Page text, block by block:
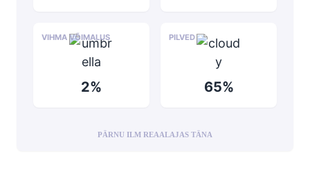
2%
VIHMA VÕIMALUS
65%
PILVED
PÄRNU ILM REAALAJAS TÄNA